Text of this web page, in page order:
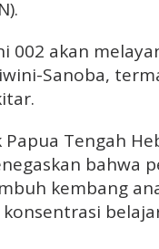
002 akan
Sanoba,
Tengah
bahwa
kembang